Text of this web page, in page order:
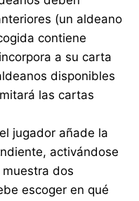
(un aldeano
contiene
a su carta
disponibles
las cartas
jugador añade la
activándose
dos
escoger en qué